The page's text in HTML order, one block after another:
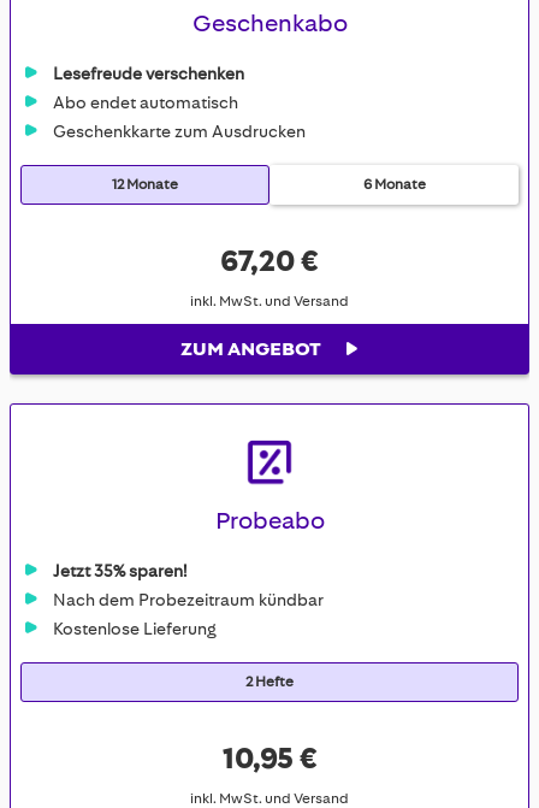
Geschenkabo
Lesefreude verschenken
Abo endet automatisch
Geschenkkarte zum Ausdrucken
12 Monate 6 Monate
67,20 €
inkl. MwSt. und Versand
ZUM ANGEBOT
Probeabo
Jetzt 35% sparen!
Nach dem Probezeitraum kündbar
Kostenlose Lieferung
2 Hefte
10,95 €
inkl. MwSt. und Versand